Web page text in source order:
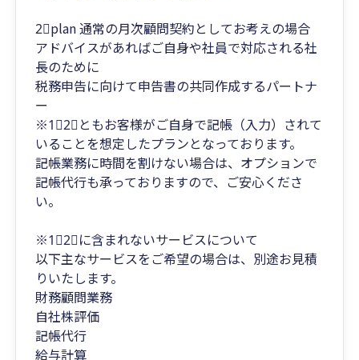
2⃣plan 通常の月次顧問契約としてお考えの場合
アドバイスがあればご自身や社員で対応される社
長のために
税務申告に向けて申告書の共同作成するパートナ
ー
※1⃣2⃣ともお客様がご自身で記帳（入力）されて
いることを想定したプランとなっております。
記帳業務に時間を割けない場合は、オプションで
記帳代行も承っておりますので、ご安心くださ
い。
※1⃣2⃣に含まれないサービスについて
以下主なサービスをご希望の場合は、別途お見積
りいたします。
財務顧問業務
自社株評価
記帳代行
給与計算